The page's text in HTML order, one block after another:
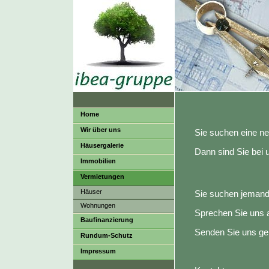
Home
Wir über uns
Häusergalerie
Immobilien
Vermietungen
Häuser
Wohnungen
Baufinanzierung
Rundum-Schutz
Impressum
Sie suchen eine
Dann sind Sie bei
Sie suchen
Sprechen Sie uns
Senden Sie uns